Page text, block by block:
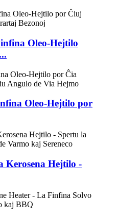
Oleo-Hejtilo
Oleo-Hejtilo por
Kerosena Hejtilo -